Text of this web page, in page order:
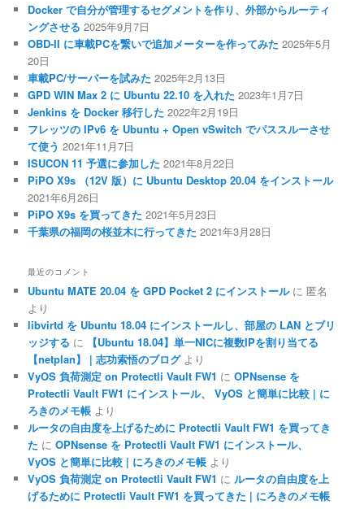
Docker で自分が管理するセグメントを作り、外部からルーティ
ングさせる 2025年9月7日
OBD-II に車載PCを繋いで追加メーターを作ってみた 2025年5月
20日
車載PC/サーバーを試みた 2025年2月13日
GPD WIN Max 2 に Ubuntu 22.10 を入れた 2023年1月7日
Jenkins を Docker 移行した 2022年2月19日
フレッツの IPv6 を Ubuntu + Open vSwitch でパススルーさせ
て使う 2021年11月7日
ISUCON 11 予選に参加した 2021年8月22日
PiPO X9s （12V 版）に Ubuntu Desktop 20.04 をインストール
2021年6月26日
PiPO X9s を買ってきた 2021年5月23日
千葉県の福岡の桜並木に行ってきた 2021年3月28日
最近のコメント
Ubuntu MATE 20.04 を GPD Pocket 2 にインストールに匿名
より
libvirtd を Ubuntu 18.04 にインストールし、部屋の LAN とブリ
ッジする に
【Ubuntu 18.04】単一NICに複数IPを割り当てる
【netplan】 | 志功索悟のブログより
VyOS 負荷測定 on Protectli Vault FW1 にOPNsense を
Protectli Vault FW1 にインストール、 VyOS と簡単に比較 | に
ろきのメモ帳 より
ルータの自由度を上げるために Protectli Vault FW1 を買ってき
た にOPNsense を Protectli Vault FW1 にインストール、
VyOS と簡単に比較 | にろきのメモ帳 より
VyOS 負荷測定 on Protectli Vault FW1 にルータの自由度を上
げるために Protectli Vault FW1 を買ってきた | にろきのメモ帳